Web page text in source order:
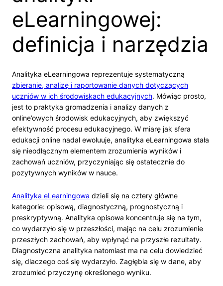
eLearningowej:
definicja i narzędzia
Analityka eLearningowa reprezentuje systematyczną
zbieranie, analizę i raportowanie danych dotyczących
uczniów w ich środowiskach edukacyjnych. Mówiąc prosto,
jest to praktyka gromadzenia i analizy danych z
online’owych środowisk edukacyjnych, aby zwiększyć
efektywność procesu edukacyjnego. W miarę jak sfera
edukacji online nadal ewoluuje, analityka eLearningowa stała
się nieodłącznym elementem zrozumienia wyników i
zachowań uczniów, przyczyniając się ostatecznie do
pozytywnych wyników w nauce.
Analityka eLearningowa dzieli się na cztery główne
kategorie: opisową, diagnostyczną, prognostyczną i
preskryptywną. Analityka opisowa koncentruje się na tym,
co wydarzyło się w przeszłości, mając na celu zrozumienie
przeszłych zachowań, aby wpłynąć na przyszłe rezultaty.
Diagnostyczna analityka natomiast ma na celu dowiedzieć
się, dlaczego coś się wydarzyło. Zagłębia się w dane, aby
zrozumieć przyczynę określonego wyniku.